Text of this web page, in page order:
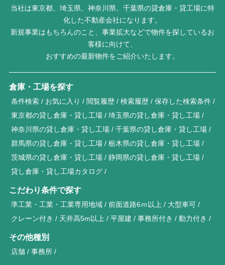
当社は東京都、埼玉県、神奈川県、千葉県の貸倉庫・貸工場に特
化した不動産会社になります。
新規事業はもちろんのこと、事業拡大などで物件を探しているお
客様に向けて、
おすすめの最新物件をご紹介いたします。
倉庫・工場を探す
条件検索 お気に入り 閲覧履歴 検索履歴
保存した検索条件
東京都の貸し倉庫・貸し工場
埼玉県の貸し倉庫・貸し工場
神奈川県の貸し倉庫・貸し工場
千葉県の貸し倉庫・貸し工場
群馬県の貸し倉庫・貸し工場
栃木県の貸し倉庫・貸し工場
茨城県の貸し倉庫・貸し工場
静岡県の貸し倉庫・貸し工場
貸し倉庫・貸し工場カタログ
こだわり条件で探す
準工業・工業・工業専用地域 前面道路6ｍ以上
大型車可
クレーン付き
天井高5m以上 平屋建 事務所付き 動力付き
その他種別
店舗 事務所